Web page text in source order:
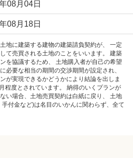
08月04日
08月18日
地に建築する建物の建築請負契約が、 一定
て売買される土地のことをいいます。 建築
を協議するため、 土地購入者が自己の希望
必要な相当の期間の交渉期間が設定され、
が実現できるかどうかにより結論を出しま
程度とされています。 納得のいくプランが
い場合、土地売買契約は白紙に戻り、 土地
付金など)は名目のいかんに関わらず、全て